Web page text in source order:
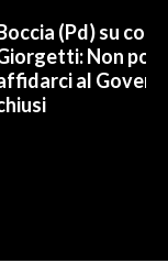
(Pd) su
Non
al